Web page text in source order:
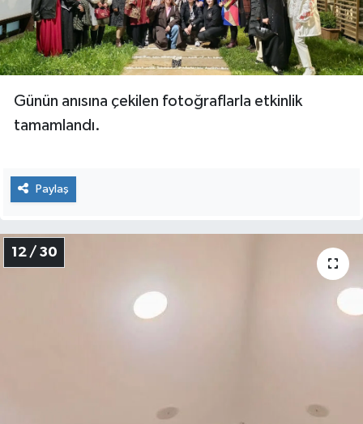
Günün anısına çekilen fotoğraflarla etkinlik
tamamlandı.
Paylaş
12 / 30